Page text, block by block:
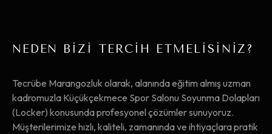
NEDEN BİZİ TERCİH ETMELİSİNİZ?
Tecrübe Marangozluk olarak, alanında eğitim almış uzman
kadromuzla Küçükçekmece Spor Salonu Soyunma Dolapları
(Locker) konusunda profesyonel çözümler sunuyoruz.
Müşterilerimize hızlı, kaliteli, zamanında ve ihtiyaçlara pratik